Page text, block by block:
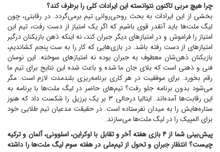
چرا هیچ مربی تاکنون نتوانسته این ایرادات کلی را برطرف کند؟
بخشی از این ایرادات به بحث روحی‌روانی تیم برمی‌گردد. در رقابتی، چون
لیگ ملت‌ها باید آنقدر قوی باشیم که اگر یک امتیاز از دست رفت، تیم این
امتیاز را فراموش و در امتیاز‌های دیگر جبران کند، نه اینکه ذهن بازیکنان درگیر
امتیاز‌های از دست رفته باشد. در بازی‌هایی که کار را به ست پنجم کشاندیم،
بازیکنان ذهن‌شان معطوف به جبران بوده نه امتیاز‌های سوخته. این نوسان
فنی و ذهنی است که بلای جان ما شده و باعث شده این نتایج برای تیم ما
رقم بخورد. برای موفقیت در هر کاری برنامه‌ریزی بلندمدت لازم است. مگر
می‌شود بدون برنامه جلو رفت؟ تیم‌های حاضر در لیگ ملت‌ها با برنامه به
این رقابت‌ها آمده‌اند. ایتالیا درحالی ۳ بر یک برزیل را شکست داد که هنوز
ستاره‌هایش را به میدان نفرستاده است. در حقیقت مدعیان تیم طلایی خود
برای المپیک را در لیگ ملت‌ها می‌سازند.
پیش‌بینی شما از ۴ بازی هفته آخر و تقابل با اوکراین، اسلوونی، آلمان و ترکیه
چیست؟ انتظار جبران و تحول از تیم‌ملی در هفته سوم لیگ ملت‌ها را داشته